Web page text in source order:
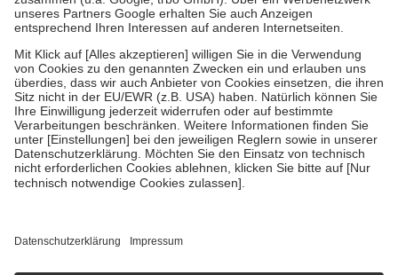
Um das Engagement der Versicherten für ihre eigene Gesundheit zu
stärken und die besondere Stellung der Familie zu unterstützen,
fallenkeine Zuzahlungenan bei:
• Kindern und Jugendlichen bis zum vollendeten 18. Lebensjahr
mit Ausnahme der Fahrkosten
• Untersuchungen zur Vorsorge und Früherkennung, die von der
GKV getragen werden
• empfohlenen Schutzimpfungen
• Harn- und Blutteststreifen
getroffen, um sicherzustellen, dass es sich um echte Bewertungen